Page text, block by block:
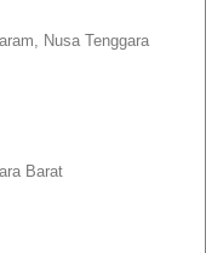
Nusa Tenggara
Barat